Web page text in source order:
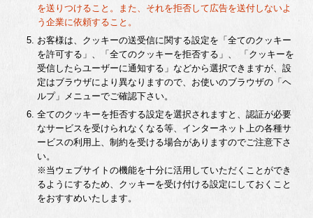
を送りつけること。また、それを拒否して広告を送付しないよ
う企業に依頼すること。
お客様は、クッキーの送受信に関する設定を「全てのクッキー
を許可する」、「全てのクッキーを拒否する」、 「クッキーを
受信したらユーザーに通知する」などから選択できますが、設
定はブラウザにより異なりますので、お使いのブラウザの「ヘ
ルプ」メニューでご確認下さい。
全てのクッキーを拒否する設定を選択されますと、認証が必要
なサービスを受けられなくなる等、インターネット上の各種サ
ービスの利用上、制約を受ける場合がありますのでご注意下さ
い。
※当ウェブサイトの機能を十分に活用していただくことができ
るようにするため、クッキーを受け付ける設定にしておくこと
をおすすめいたします。